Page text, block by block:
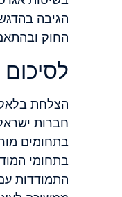
הגיבה
החוק
לסיכום
הצלחת בלאק
חברות
בתחומים
בתחומי
התמודדות